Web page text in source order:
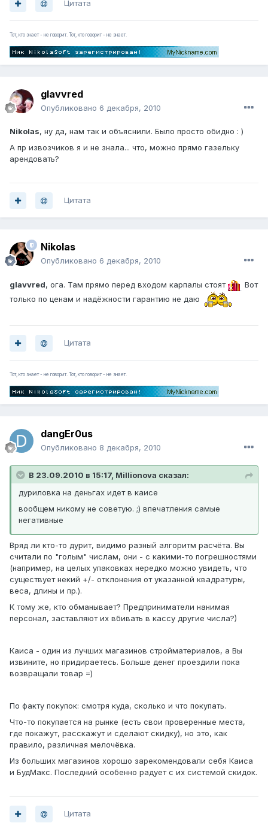
Цитата
Тот, кто знает - не говорит. Тот, кто говорит - не знает.
glavvred
Опубликовано 6 декабря, 2010
Nikolas, ну да, нам так и объяснили. Было просто обидно : )
А пр извозчиков я и не знала... что, можно прямо газельку
арендовать?
Цитата
Nikolas
Опубликовано 6 декабря, 2010
glavvred, ога. Там прямо перед входом карпалы стоят
Вот
только по ценам и надёжности гарантию не даю
Цитата
Тот, кто знает - не говорит. Тот, кто говорит - не знает.
dangEr0us
Опубликовано 8 декабря, 2010
В 23.09.2010 в 15:17, Millionova сказал:
дуриловка на деньгах идет в каисе
вообщем никому не советую. ;) впечатления самые
негативные
Вряд ли кто-то дурит, видимо разный алгоритм расчёта. Вы
считали по "голым" числам, они - с какими-то погрешностями
(например, на целых упаковках нередко можно увидеть, что
существует некий +/- отклонения от указанной квадратуры,
веса, длины и пр.).
К тому же, кто обманывает? Предприниматели нанимая
персонал, заставляют их вбивать в кассу другие числа?)
Каиса - один из лучших магазинов стройматериалов, а Вы
извините, но придираетесь. Больше денег проездили пока
возвращали товар =)
По факту покупок: смотря куда, сколько и что покупать.
Что-то покупается на рынке (есть свои проверенные места,
где покажут, расскажут и сделают скидку), но это, как
правило, различная мелочёвка.
Из больших магазинов хорошо зарекомендовали себя Каиса
и БудМакс. Последний особенно радует с их системой скидок.
Цитата